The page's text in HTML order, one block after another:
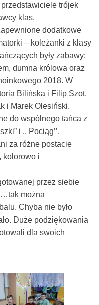
trójek
klas.
dodatkowe
– koleżanki z klasy
były zabawy:
dumna królowa oraz
2018. W
Bilińska i Filip Szot,
i Marek Olesiński.
do wspólnego tańca z
i ,, Pociąg’’.
za różne postacie
kolorowo i
przez siebie
można
Chyba nie było
Duże podziękowania
dla swoich